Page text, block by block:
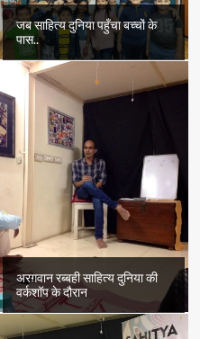
जब साहित्य दुनिया पहुँचा बच्चों के
पास..
अरग़वान रब्बही साहित्य दुनिया की
वर्कशॉप के दौरान